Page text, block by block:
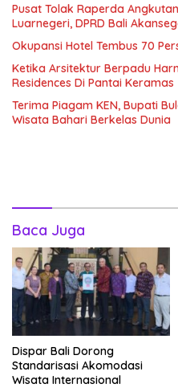
Pusat Tolak Raperda
Luarnegeri, DPRD Bali
Okupansi Hotel Tembus 70
Ketika Arsitektur Berpadu
Residences Di Pantai Keramas
Terima Piagam KEN, Bupati
Wisata Bahari Berkelas Dunia
Baca Juga
Dispar Bali Dorong
Standarisasi Akomodasi
Wisata Internasional